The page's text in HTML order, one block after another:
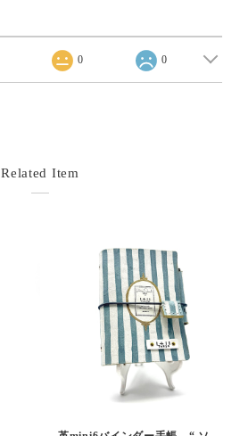
0 0
Related Item